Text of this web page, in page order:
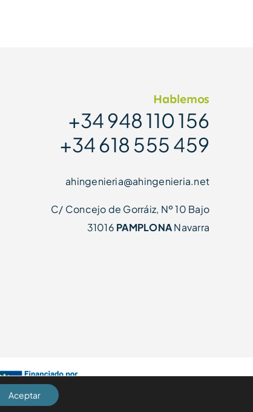
Hablemos
+34 948 110 156
+34 618 555 459
ahingenieria@ahingenieria.net
C/ Concejo de Gorráiz, Nº 10 Bajo
31016 PAMPLONANavarra
Aceptar